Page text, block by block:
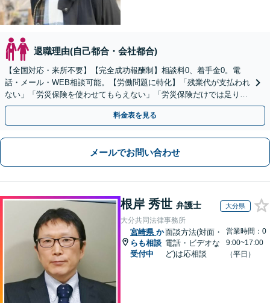
退職理由(自己都合・会社都合)
【全国対応・来所不要】【完全成功報酬制】相談料0、着手金0。電
話・メール・WEB相談可能。【労働問題に特化】「残業代が支払われ
ない」「労災保険を使わせてもらえない」「労災保険だけでは足りな
い。損害賠償請求したい」など労働問題はお任せを。
料金表を見る
メールでお問い合わせ
根岸 秀世 弁護士 大分県
大分共同法律事務所
宮崎県 か
らも相談
受付中
面談方法(対面・
電話・ビデオな
ど)は応相談
営業時間：0
9:00~17:00
（平日）